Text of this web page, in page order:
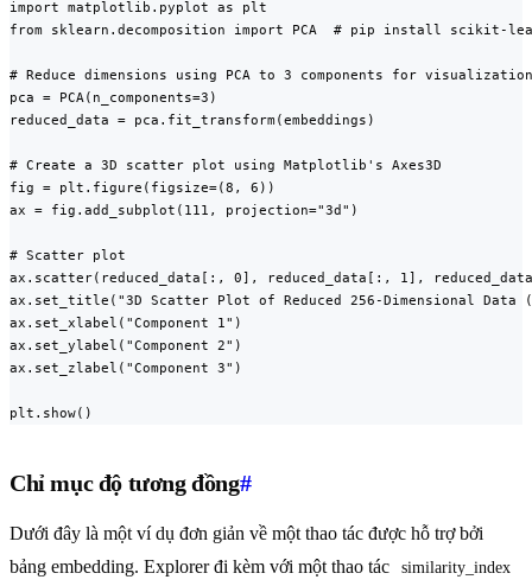
import matplotlib.pyplot as plt
from sklearn.decomposition import PCA  # pip install scikit-
# Reduce dimensions using PCA to 3 components for
pca = PCA(n_components=3)
reduced_data = pca.fit_transform(embeddings)
# Create a 3D scatter plot using Matplotlib's Axes3D
fig = plt.figure(figsize=(8, 6))
ax = fig.add_subplot(111, projection="3d")
# Scatter plot
ax.scatter(reduced_data[:, 0], reduced_data[:, 1],
ax.set_title("3D Scatter Plot of Reduced 256-Dimensional Data
ax.set_xlabel("Component 1")
ax.set_ylabel("Component 2")
ax.set_zlabel("Component 3")
plt.show()
Chỉ mục độ tương đồng#
Dưới đây là một ví dụ đơn giản về một thao tác được hỗ trợ bởi
bảng embedding. Explorer đi kèm với một thao tác
similarity_index